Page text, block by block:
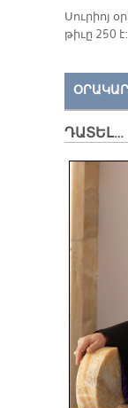
Սու­րիոյ
թի­ւը 250 է:
ԴԱՏԵԼ…